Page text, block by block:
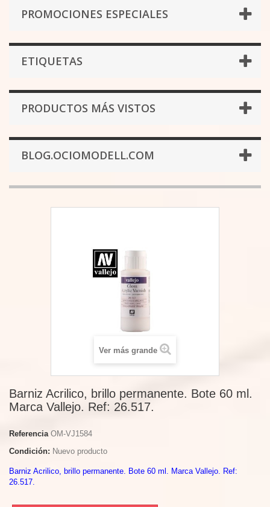
PROMOCIONES ESPECIALES
ETIQUETAS
PRODUCTOS MÁS VISTOS
BLOG.OCIOMODELL.COM
Ver más grande
Barniz Acrilico, brillo permanente. Bote 60 ml.
Marca Vallejo. Ref: 26.517.
Referencia OM-VJ1584
Condición: Nuevo producto
Barniz Acrilico, brillo permanente. Bote 60 ml. Marca Vallejo. Ref:
26.517.